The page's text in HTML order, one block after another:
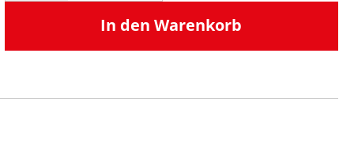
In den Warenkorb